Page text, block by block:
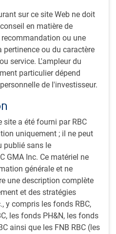
sur ce site Web ne doit
en matière de
ou une
ou du caractère
service. L'ampleur du
particulier dépend
de l'investisseur.
a été fourni par RBC
uniquement ; il ne peut
publié sans le
GMA Inc. Ce matériel ne
générale et ne
une description complète
et des stratégies
y compris les fonds RBC,
les fonds PH&N, les fonds
ainsi que les FNB RBC (les
Video
consultez le